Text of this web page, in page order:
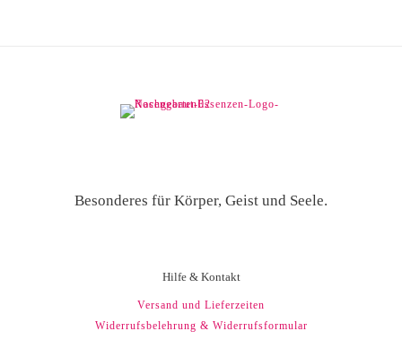
Besonderes für Körper, Geist und Seele.
Hilfe & Kontakt
Versand und Lieferzeiten
Widerrufsbelehrung & Widerrufsformular